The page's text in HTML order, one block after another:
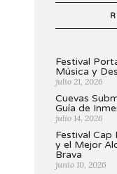
Festival
Música y
julio 21, 2026
Cuevas
Guía de
julio 14, 2026
Festival
y el Mejor
Brava
junio 10, 2026